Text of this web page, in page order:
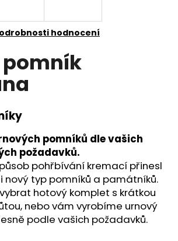
hodnocení
pomníků dle vašich
požadavků.
pohřbívání kremací přinesl
nový typ pomníků a památníků.
hotový komplet s krátkou
nebo vám vyrobíme urnový
podle vašich požadavků.
HLEDAT